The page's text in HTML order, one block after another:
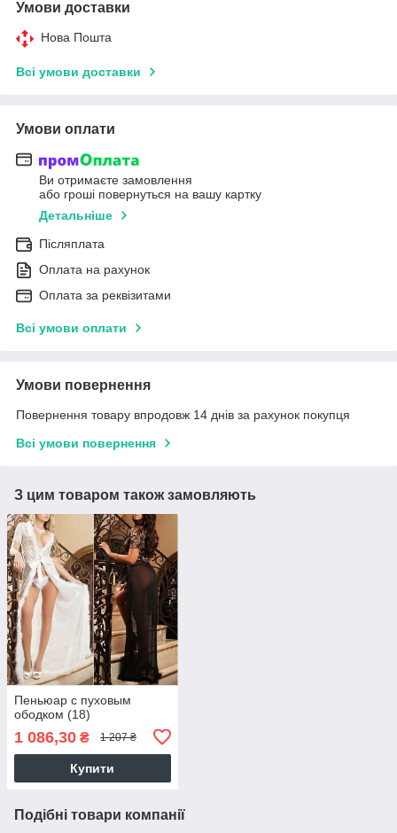
Умови доставки
Нова Пошта
Всі умови доставки
Умови оплати
Ви отримаєте замовлення
або гроші повернуться на вашу картку
Детальніше
Післяплата
Оплата на рахунок
Оплата за реквізитами
Всі умови оплати
Умови повернення
Повернення товару впродовж 14 днів за рахунок покупця
Всі умови повернення
З цим товаром також замовляють
Пеньюар с пуховым
ободком (18)
1 086,30 ₴ 1 207 ₴
Купити
Подібні товари компанії